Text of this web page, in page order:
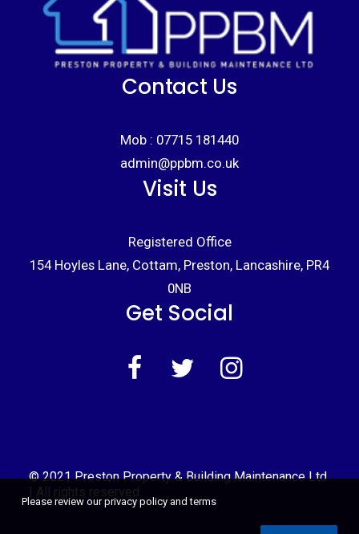
Contact Us
Mob : 07715 181440
admin@ppbm.co.uk
Visit Us
Registered Office
154 Hoyles Lane, Cottam, Preston, Lancashire, PR4
0NB
Get Social
© 2021 Preston Property & Building Maintenance Ltd
| All rights reserved.
Please review our privacy policy and terms